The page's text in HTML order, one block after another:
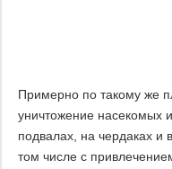
Примерно по такому же
уничтожение насекомых
подвалах, на чердаках
том числе с